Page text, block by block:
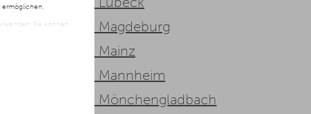
ermöglichen.
Sie können
klicken.
SEO Agentur Magdeburg
SEO Agentur Mainz
SEO Agentur Mannheim
SEO Agentur Mönchengladbach